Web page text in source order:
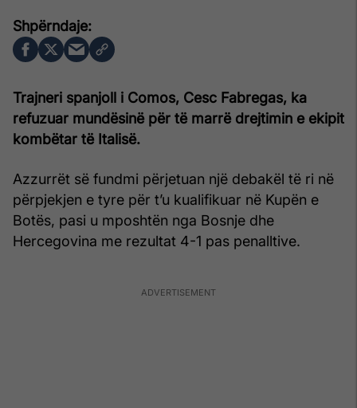
Trajneri spanjoll i Comos, Cesc Fabregas, ka
refuzuar mundësinë për të marrë drejtimin e ekipit
kombëtar të Italisë.
Azzurrët së fundmi përjetuan një debakël të ri në
përpjekjen e tyre për t’u kualifikuar në Kupën e
Botës, pasi u mposhtën nga Bosnje dhe
Hercegovina me rezultat 4-1 pas penalltive.